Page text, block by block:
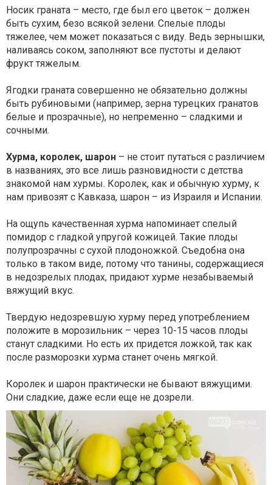
Носик граната – место, где был его цветок – должен
быть сухим, безо всякой зелени. Спелые плоды
тяжелее, чем может показаться с виду. Ведь зернышки,
наливаясь соком, заполняют все пустоты и делают
фрукт тяжелым.
Ягодки граната совершенно не обязательно должны
быть рубиновыми (например, зерна турецких гранатов
белые и прозрачные), но непременно – сладкими и
сочными.
Хурма, королек, шарон – не стоит путаться с различием
в названиях, это все лишь разновидности с детства
знакомой нам хурмы. Королек, как и обычную хурму, к
нам привозят с Кавказа, шарон – из Израиля и Испании.
На ощупь качественная хурма напоминает спелый
помидор с гладкой упругой кожицей. Такие плоды
полупрозрачны с сухой плодоножкой. Съедобна она
только в таком виде, потому что танины, содержащиеся
в недозрелых плодах, придают хурме незабываемый
вяжущий вкус.
Твердую недозревшую хурму перед употреблением
положите в морозильник – через 10-15 часов плоды
станут сладкими. Но есть их придется ложкой, так как
после разморозки хурма станет очень мягкой.
Королек и шарон практически не бывают вяжущими.
Они сладкие, даже если еще не дозрели.